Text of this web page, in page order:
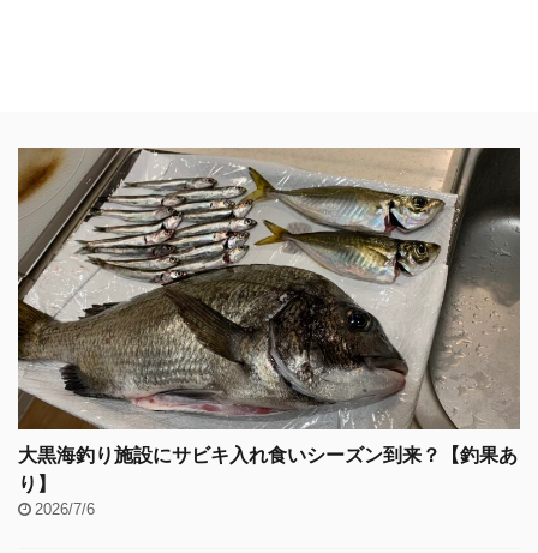
大黒海釣り施設にサビキ入れ食いシーズン到来？【釣果あ
り】
2026/7/6